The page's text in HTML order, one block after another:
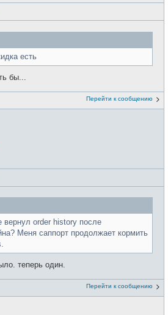
есть
бы...
Перейти к сообщению
вернул order history после
Меня саппорт продолжает кормить
теперь один.
Перейти к сообщению